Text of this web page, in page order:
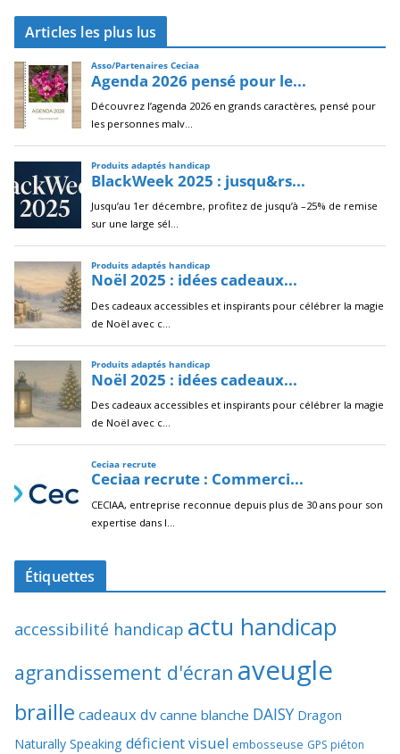
c
i
v
e
s
Articles les plus lus
Étiquettes
accessibilité handicap actu handicap
agrandissement d'écran aveugle
braille cadeaux dv canne blanche DAISY Dragon
Naturally Speaking déficient visuel embosseuse GPS piéton